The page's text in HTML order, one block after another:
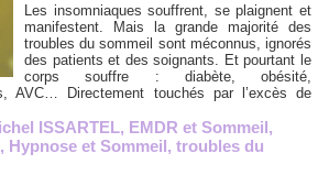
Les insomniaques souffrent, se plaignent et
manifestent. Mais la grande majorité des
troubles du sommeil sont méconnus, ignorés
des patients et des soignants. Et pourtant le
corps souffre : diabète, obésité,
AVC… Directement touchés par l’excès de
ISSARTEL, EMDR et Sommeil,
, Hypnose et Sommeil, troubles du